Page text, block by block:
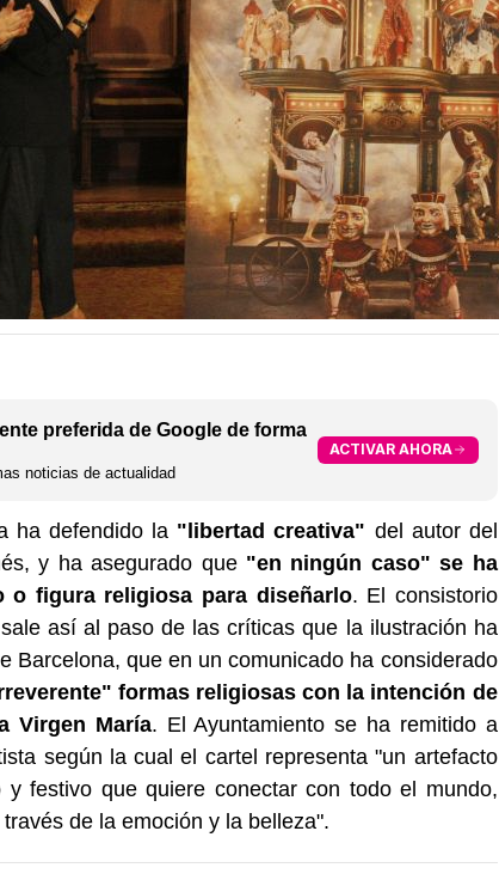
preferida de Google de forma
noticias de actualidad
ACTIVAR AHORA
ha defendido la "libertad creativa" del autor del
y ha asegurado que "en ningún caso" se ha
o figura religiosa para diseñarlo. El consistorio
así al paso de las críticas que la ilustración ha
Barcelona, que en un comunicado ha considerado
formas religiosas con la intención de
Virgen María. El Ayuntamiento se ha remitido a
según la cual el cartel representa "un artefacto
y festivo que quiere conectar con todo el mundo,
de la emoción y la belleza".